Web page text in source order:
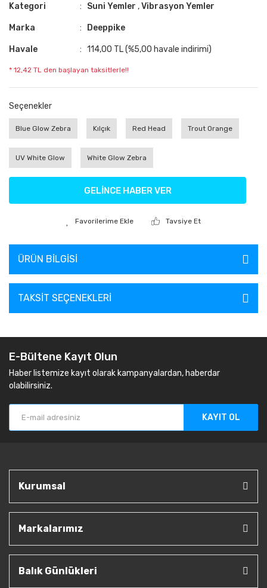
Kategori Suni Yemler ,Vibrasyon Yemler
Marka Deeppike
Havale 114,00 TL (%5,00 havale indirimi)
* 12,42 TL den başlayan taksitlerle!!
Seçenekler
Blue Glow Zebra Kılçık Red Head Trout Orange
UV White Glow White Glow Zebra
GELİNCE HABER VER
Tavsiye Et
ÜRÜN BILGISI
TAKSIT SEÇENEKLERI
E-Bültene Kayıt Olun
Haber listemize kayıt olarak kampanyalardan, haberdar
olabilirsiniz.
KAYIT OL
Kurumsal
Markalarımız
Balık Günlükleri